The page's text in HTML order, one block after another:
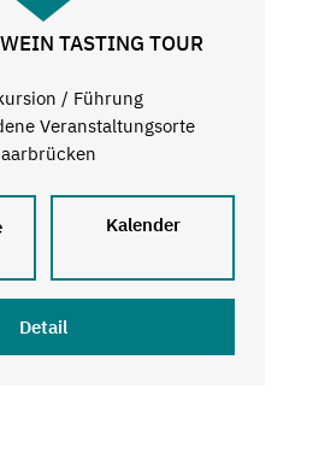
TASTING TOUR
/ Führung
Veranstaltungsorte
Kalender
Detail